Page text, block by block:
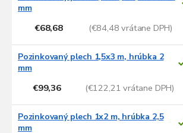
mm
€68,68 (€84,48 vrátane DPH)
Pozinkovaný plech 1,5x3 m, hrúbka 2
mm
€99,36 (€122,21 vrátane DPH)
Pozinkovaný plech 1x2 m, hrúbka 2,5
mm